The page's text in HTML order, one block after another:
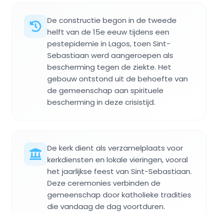
De constructie begon in de tweede
helft van de 15e eeuw tijdens een
pestepidemie in Lagos, toen Sint-
Sebastiaan werd aangeroepen als
bescherming tegen de ziekte. Het
gebouw ontstond uit de behoefte van
de gemeenschap aan spirituele
bescherming in deze crisistijd.
De kerk dient als verzamelplaats voor
kerkdiensten en lokale vieringen, vooral
het jaarlijkse feest van Sint-Sebastiaan.
Deze ceremonies verbinden de
gemeenschap door katholieke tradities
die vandaag de dag voortduren.